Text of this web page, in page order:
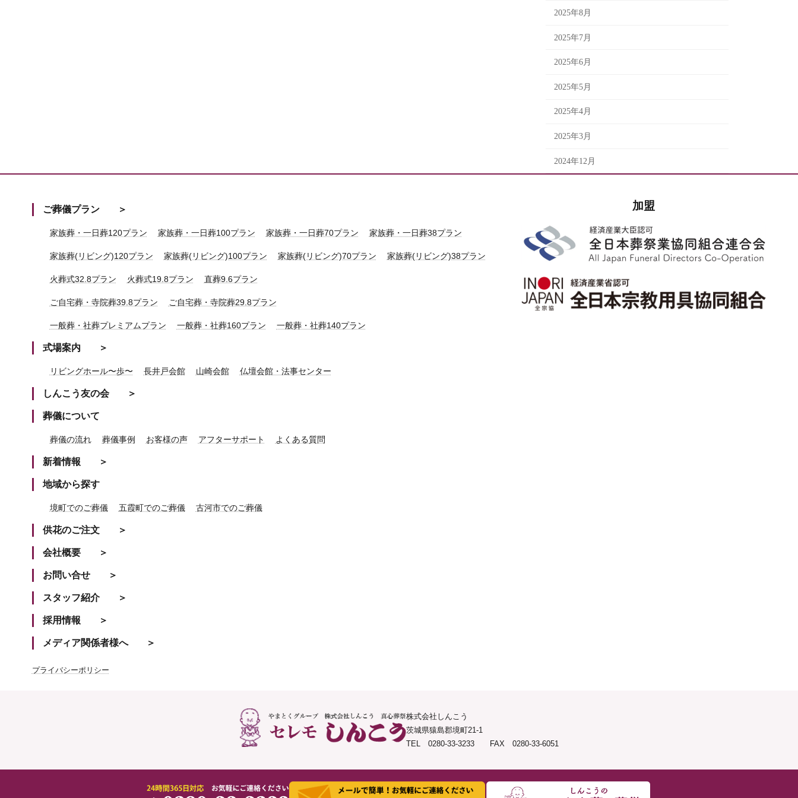
2025年8月
2025年7月
2025年6月
2025年5月
2025年4月
2025年3月
2024年12月
ご葬儀プラン
家族葬・一日葬120プラン 家族葬・一日葬100プラン 家族葬・一日葬70プラン 家族葬・一日葬38プラン
家族葬(リビング)120プラン 家族葬(リビング)100プラン 家族葬(リビング)70プラン 家族葬(リビング)38プラン
火葬式32.8プラン 火葬式19.8プラン 直葬9.6プラン
ご自宅葬・寺院葬39.8プラン ご自宅葬・寺院葬29.8プラン
一般葬・社葬プレミアムプラン 一般葬・社葬160プラン 一般葬・社葬140プラン
式場案内
リビングホール〜歩〜 長井戸会館 山崎会館 仏壇会館・法事センター
しんこう友の会
葬儀について
葬儀の流れ 葬儀事例 お客様の声 アフターサポート よくある質問
新着情報
地域から探す
境町でのご葬儀 五霞町でのご葬儀 古河市でのご葬儀
供花のご注文
会社概要
お問い合せ
スタッフ紹介
採用情報
メディア関係者様へ
プライバシーポリシー
加盟
株式会社しんこう
茨城県猿島郡境町21-1
TEL 0280-33-3233 FAX 0280-33-6051